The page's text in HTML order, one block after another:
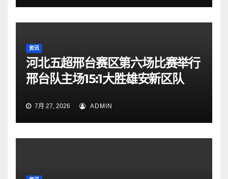
资讯
河北五超邢台赛区第六场比赛举行
邢台队主场15:1大胜雄安新区队
7月 27, 2026 ADMIN